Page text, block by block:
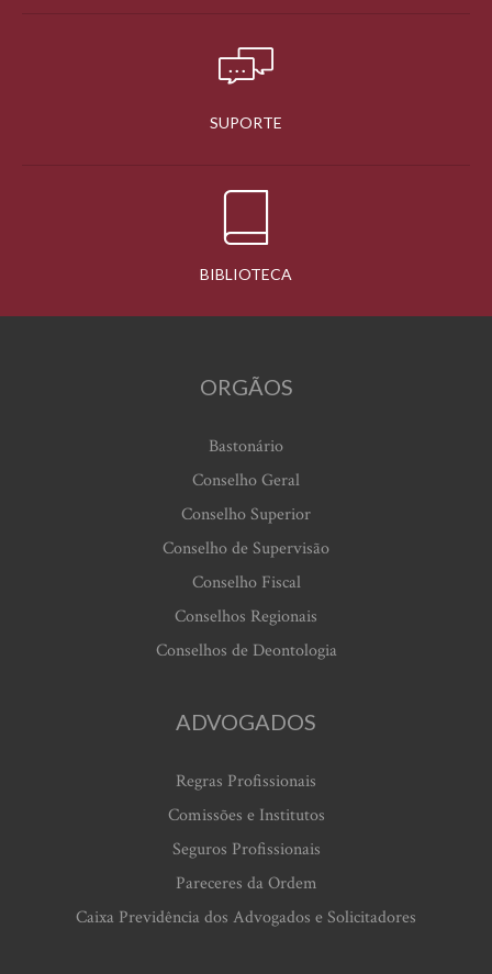
SUPORTE
BIBLIOTECA
ORGÃOS
Bastonário
Conselho Geral
Conselho Superior
Conselho de Supervisão
Conselho Fiscal
Conselhos Regionais
Conselhos de Deontologia
ADVOGADOS
Regras Profissionais
Comissões e Institutos
Seguros Profissionais
Pareceres da Ordem
Caixa Previdência dos Advogados e Solicitadores